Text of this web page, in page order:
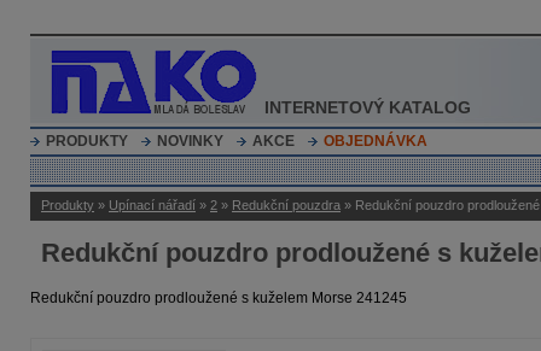
INTERNETOVÝ KATALOG
PRODUKTY NOVINKY AKCE OBJEDNÁVKA
Produkty » Upínací nářadí » 2 » Redukční pouzdra » Redukční pouzdro
Redukční pouzdro prodloužené s
Redukční pouzdro prodloužené s kuželem Morse 241245